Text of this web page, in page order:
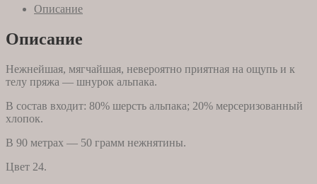
Описание
Описание
Нежнейшая, мягчайшая, невероятно приятная на ощупь и к
телу пряжа — шнурок альпака.
В состав входит: 80% шерсть альпака; 20% мерсеризованный
хлопок.
В 90 метрах — 50 грамм нежнятины.
Цвет 24.